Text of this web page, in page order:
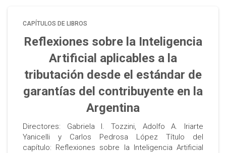
CAPÍTULOS DE LIBROS
Reflexiones sobre la Inteligencia
Artificial aplicables a la
tributación desde el estándar de
garantías del contribuyente en la
Argentina
Directores: Gabriela I. Tozzini, Adolfo A. Iriarte
Yanicelli y Carlos Pedrosa López Título del
capítulo: Reflexiones sobre la Inteligencia Artificial